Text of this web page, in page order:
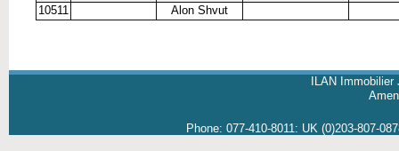
10511 Alon Shvut
ILAN
Phone: 077-410-8011: UK (0)203-807-